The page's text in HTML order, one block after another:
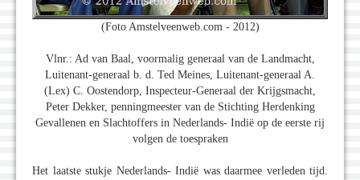
(Foto Amstelveenweb.com - 2012)
Vlnr.: Ad van Baal, voormalig generaal van de Landmacht,
Luitenant-generaal b. d. Ted Meines, Luitenant-generaal A.
(Lex) C. Oostendorp, Inspecteur-Generaal der Krijgsmacht,
Peter Dekker, penningmeester van de Stichting Herdenking
Gevallenen en Slachtoffers in Nederlands- Indië op de eerste rij
volgen de toespraken
Het laatste stukje Nederlands- Indië was daarmee verleden tijd.